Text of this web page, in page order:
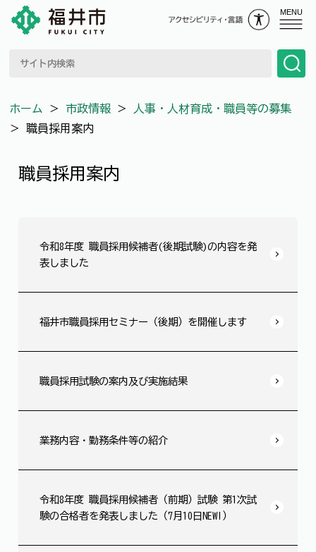
MENU
ホーム ＞ 市政情報 ＞
人事・人材育成・職員等の募集
＞
職員採用案内
職員採用案内
令和8年度 職員採用候補者(後期試験)の内容を発
表しました
福井市職員採用セミナー（後期）を開催します
職員採用試験の案内及び実施結果
業務内容・勤務条件等の紹介
令和8年度 職員採用候補者（前期）試験 第1次試
験の合格者を発表しました（7月10日NEW!）